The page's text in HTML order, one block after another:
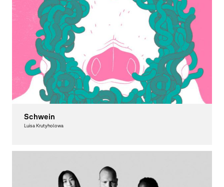
Schwein
Luisa Krutyholowa